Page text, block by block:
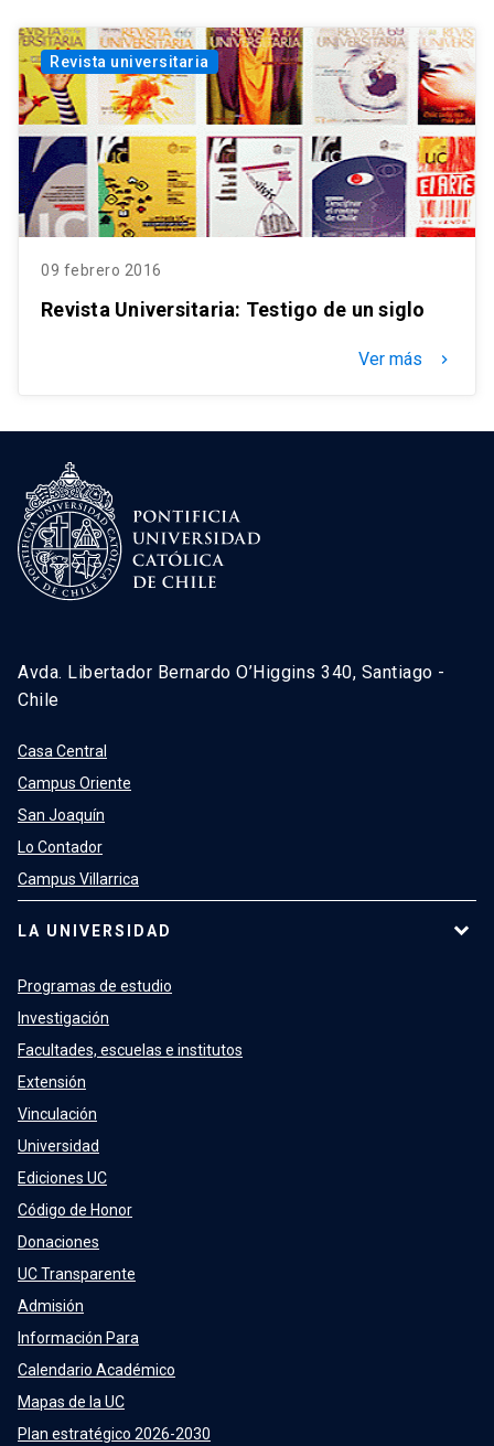
Revista universitaria
09 febrero 2016
Revista Universitaria: Testigo de un siglo
Ver más keyboard_arrow_right
Avda. Libertador Bernardo O’Higgins 340, Santiago -
Chile
Casa Central
Campus Oriente
San Joaquín
Lo Contador
Campus Villarrica
LA UNIVERSIDAD
Programas de estudio
Investigación
Facultades, escuelas e institutos
Extensión
Vinculación
Universidad
Ediciones UC
Código de Honor
Donaciones
UC Transparente
Admisión
Información Para
Calendario Académico
Mapas de la UC
Plan estratégico 2026-2030